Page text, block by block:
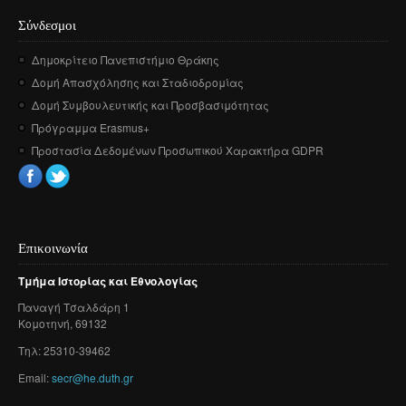
Σύνδεσμοι
Δημοκρίτειο Πανεπιστήμιο Θράκης
Δομή Απασχόλησης και Σταδιοδρομίας
Δομή Συμβουλευτικής και Προσβασιμότητας
Πρόγραμμα Erasmus+
Προστασία Δεδομένων Προσωπικού Χαρακτήρα GDPR
Επικοινωνία
ΤμήμαΙστορίαςκαι Εθνολογίας
Παναγή Τσαλδάρη 1
Κομοτηνή, 69132
Τηλ: 25310-39462
Email:secr@he.duth.gr